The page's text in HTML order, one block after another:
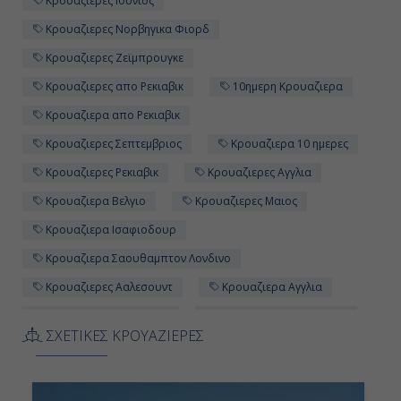
Κρουαζιερες Νορβηγικα Φιορδ
Κρουαζιερες Ζεϊμπρουγκε
Κρουαζιερες απο Ρεκιαβικ
10ημερη Κρουαζιερα
Κρουαζιερα απο Ρεκιαβικ
Κρουαζιερες Σεπτεμβριος
Κρουαζιερα 10 ημερες
Κρουαζιερες Ρεκιαβικ
Κρουαζιερες Αγγλια
Κρουαζιερα Βελγιο
Κρουαζιερες Μαιος
Κρουαζιερα Ισαφιοδουρ
Κρουαζιερα Σαουθαμπτον Λονδινο
Κρουαζιερες Ααλεσουντ
Κρουαζιερα Αγγλια
Κρουαζιερα Αυγουστος
ΣΧΕΤΙΚΕΣ ΚΡΟΥΑΖΙΕΡΕΣ